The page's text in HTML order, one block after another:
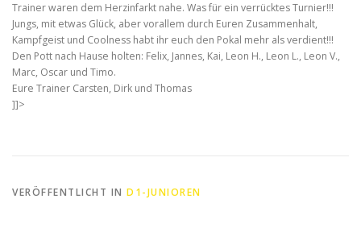
Trainer waren dem Herzinfarkt nahe. Was für ein verrücktes Turnier!!!
Jungs, mit etwas Glück, aber vorallem durch Euren Zusammenhalt,
Kampfgeist und Coolness habt ihr euch den Pokal mehr als verdient!!!
Den Pott nach Hause holten: Felix, Jannes, Kai, Leon H., Leon L., Leon V.,
Marc, Oscar und Timo.
Eure Trainer Carsten, Dirk und Thomas
]]>
VERÖFFENTLICHT IN D1-JUNIOREN